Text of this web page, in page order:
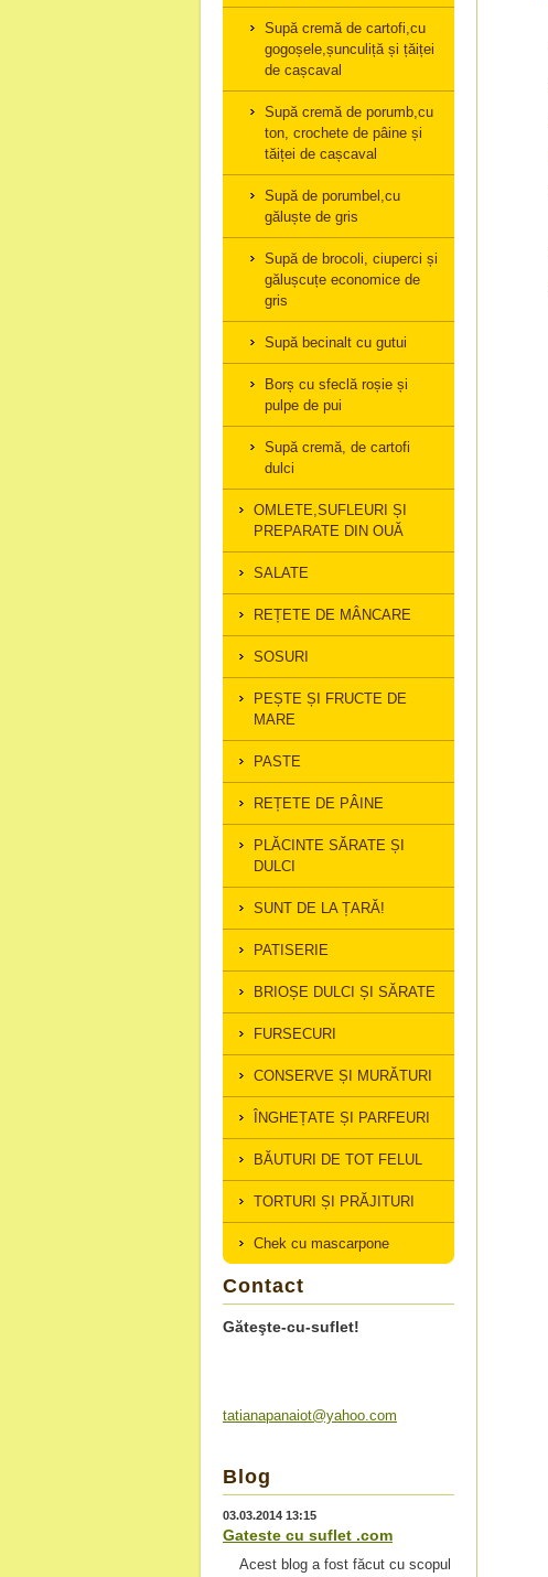
Supă cremă de cartofi,cu
gogoșele,șunculiță și țăiței
de cașcaval
Supă cremă de porumb,cu
ton, crochete de pâine și
tăiței de cașcaval
Supă de porumbel,cu
găluște de gris
Supă de brocoli, ciuperci și
gălușcuțe economice de
gris
Supă becinalt cu gutui
Borș cu sfeclă roșie și
pulpe de pui
Supă cremă, de cartofi
dulci
OMLETE,SUFLEURI ȘI
PREPARATE DIN OUĂ
SALATE
REȚETE DE MÂNCARE
SOSURI
PEȘTE ȘI FRUCTE DE
MARE
PASTE
REȚETE DE PÂINE
PLĂCINTE SĂRATE ȘI
DULCI
SUNT DE LA ȚARĂ!
PATISERIE
BRIOȘE DULCI ȘI SĂRATE
FURSECURI
CONSERVE ȘI MURĂTURI
ÎNGHEȚATE ȘI PARFEURI
BĂUTURI DE TOT FELUL
TORTURI ȘI PRĂJITURI
Chek cu mascarpone
Contact
Găteşte-cu-suflet!
tatianapanaiot@yahoo.com
Blog
03.03.2014 13:15
Gateste cu suflet .com
Acest blog a fost făcut cu scopul